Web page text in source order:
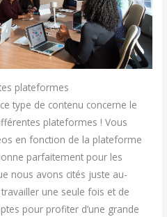
plateformes
type de contenu concerne le
plateformes ! Vous
en fonction de la plateforme
parfaitement pour les
nous avons cités juste au-
une seule fois et de
pour profiter d’une grande